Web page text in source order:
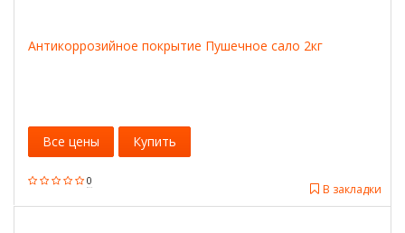
Антикоррозийное покрытие Пушечное сало 2кг
0
В закладки
Все цены Купить